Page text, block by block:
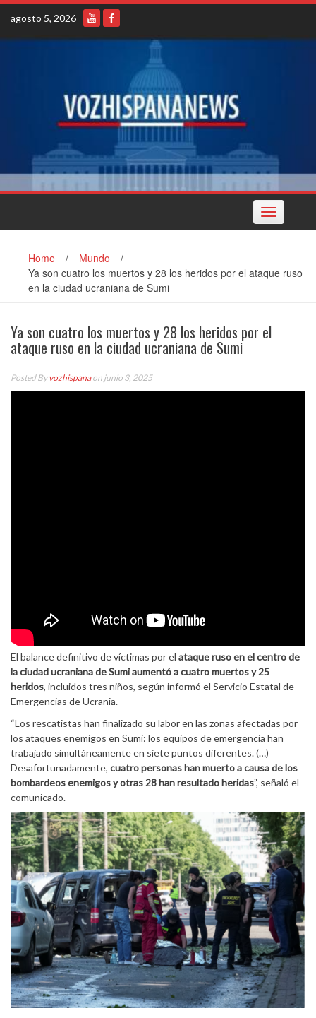
Skip
content
agosto 5, 2026
Toggle
navigation
Home / Mundo
/
Ya son cuatro los muertos y 28 los heridos por el ataque ruso
en la ciudad ucraniana de Sumi
Ya son cuatro los muertos y 28 los heridos por el
ataque ruso en la ciudad ucraniana de Sumi
Posted Byvozhispanaon junio 3, 2025
El balance definitivo de víctimas por el ataque ruso en el centro de
la ciudad ucraniana de Sumi aumentó a cuatro muertos y 25
heridos, incluidos tres niños, según informó el Servicio Estatal de
Emergencias de Ucrania.
“Los rescatistas han finalizado su labor en las zonas afectadas por
los ataques enemigos en Sumi: los equipos de emergencia han
trabajado simultáneamente en siete puntos diferentes. (…)
Desafortunadamente, cuatro personas han muerto a causa de los
bombardeos enemigos y otras 28 han resultado heridas”, señaló el
comunicado.